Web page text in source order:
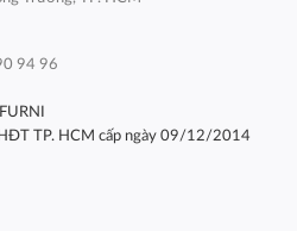
94 96
TP. HCM cấp ngày 09/12/2014